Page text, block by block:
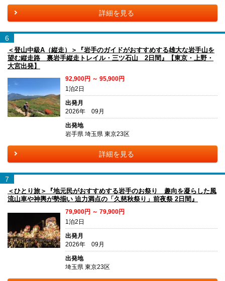
詳細を見る
6
＜登山中級A（縦走）＞『岩手のガイドがおすすめする雄大な岩手山を
望む縦走路 裏岩手縦走トレイル・三ツ石山 2日間』【東京・上野・
大宮出発】
92,900円 ～ 95,900円
1泊2日
出発月
2026年 09月
出発地
岩手県 埼玉県 東京23区
詳細を見る
7
＜ひとり旅＞『地元民がおすすめする岩手のお祭り 趣向を凝らした風
流山車や神輿が勢揃い 迫力満点の「久慈秋祭り」前夜祭 2日間』
79,900円 ～ 79,900円
1泊2日
出発月
2026年 09月
出発地
埼玉県 東京23区